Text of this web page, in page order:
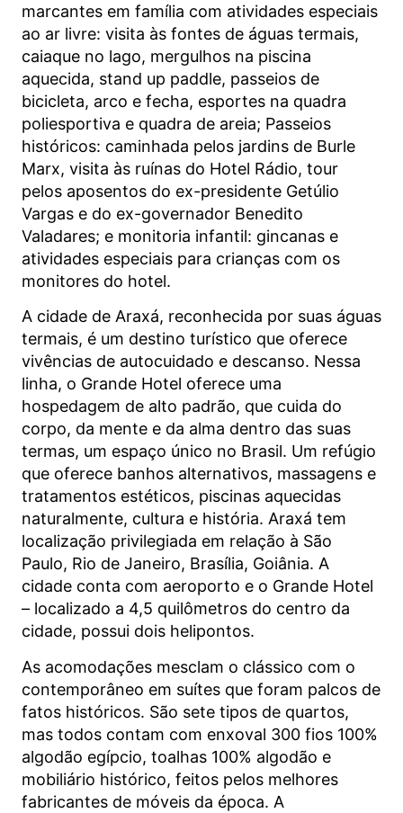
marcantes em família com atividades especiais
ao ar livre: visita às fontes de águas termais,
caiaque no lago, mergulhos na piscina
aquecida, stand up paddle, passeios de
bicicleta, arco e fecha, esportes na quadra
poliesportiva e quadra de areia; Passeios
históricos: caminhada pelos jardins de Burle
Marx, visita às ruínas do Hotel Rádio, tour
pelos aposentos do ex-presidente Getúlio
Vargas e do ex-governador Benedito
Valadares; e monitoria infantil: gincanas e
atividades especiais para crianças com os
monitores do hotel.
A cidade de Araxá, reconhecida por suas águas
termais, é um destino turístico que oferece
vivências de autocuidado e descanso. Nessa
linha, o Grande Hotel oferece uma
hospedagem de alto padrão, que cuida do
corpo, da mente e da alma dentro das suas
termas, um espaço único no Brasil. Um refúgio
que oferece banhos alternativos, massagens e
tratamentos estéticos, piscinas aquecidas
naturalmente, cultura e história. Araxá tem
localização privilegiada em relação à São
Paulo, Rio de Janeiro, Brasília, Goiânia. A
cidade conta com aeroporto e o Grande Hotel
– localizado a 4,5 quilômetros do centro da
cidade, possui dois helipontos.
As acomodações mesclam o clássico com o
contemporâneo em suítes que foram palcos de
fatos históricos. São sete tipos de quartos,
mas todos contam com enxoval 300 fios 100%
algodão egípcio, toalhas 100% algodão e
mobiliário histórico, feitos pelos melhores
fabricantes de móveis da época. A